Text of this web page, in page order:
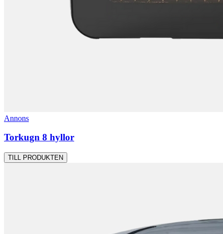
Annons
Torkugn 8 hyllor
TILL PRODUKTEN